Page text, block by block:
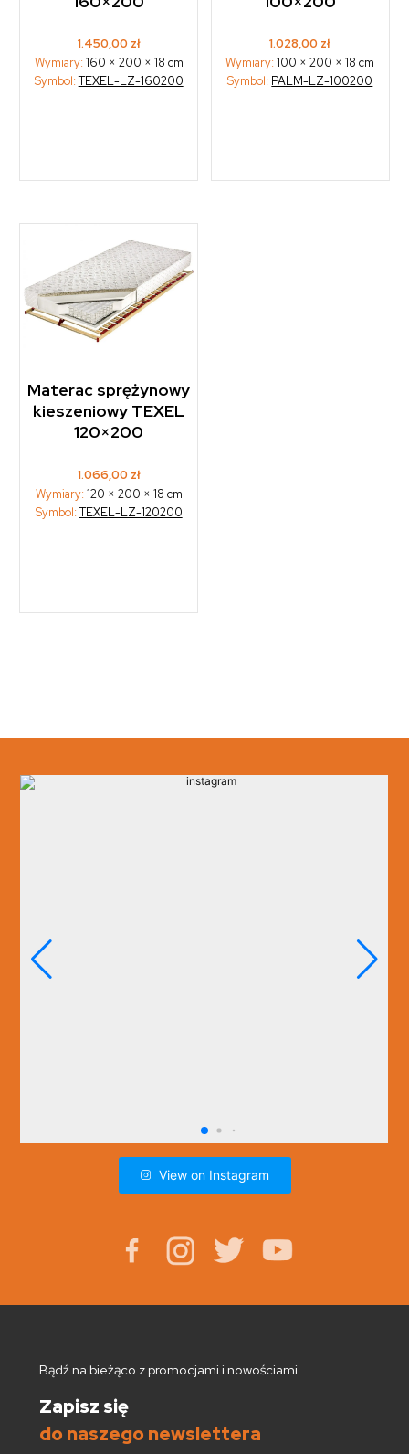
1.450,00 zł
Wymiary: 160 × 200 × 18 cm
Symbol:TEXEL-LZ-160200
1.028,00 zł
Wymiary:100 × 200 × 18 cm
Symbol: PALM-LZ-100200
Materac sprężynowy
kieszeniowy TEXEL
120×200
1.066,00 zł
Wymiary: 120 × 200 × 18 cm
Symbol:TEXEL-LZ-120200
View on Instagram
Bądź na bieżąco z promocjami i nowościami
Zapisz się
do naszego newslettera